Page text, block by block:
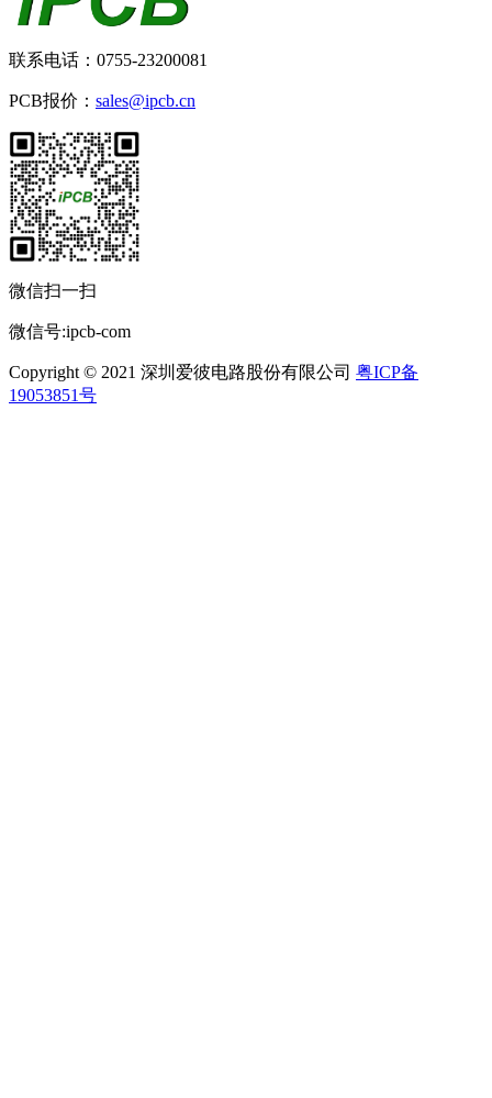
联系电话：0755-23200081
PCB报价： sales@ipcb.cn
微信扫一扫
微信号:ipcb-com
Copyright © 2021 深圳爱彼电路股份有限公司 粤ICP备
19053851号